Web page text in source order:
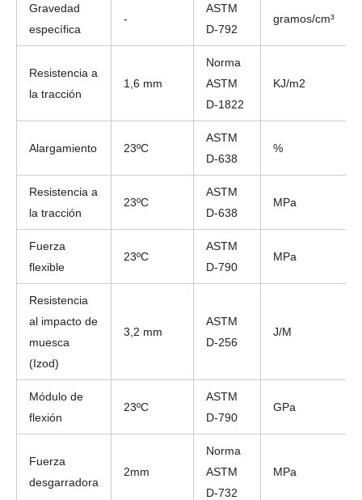
Gravedad
específica
-
ASTM
D-792
gramos/cm³
Resistencia a
la tracción
1,6 mm
Norma
ASTM
D-1822
KJ/m2
Alargamiento 23ºC
ASTM
D-638
%
Resistencia a
la tracción
23ºC
ASTM
D-638
MPa
Fuerza
flexible
23ºC
ASTM
D-790
MPa
Resistencia
al impacto de
muesca
(Izod)
3,2 mm
ASTM
D-256
J/M
Módulo de
flexión
23ºC
ASTM
D-790
GPa
Fuerza
desgarradora
2mm
Norma
ASTM
D-732
MPa